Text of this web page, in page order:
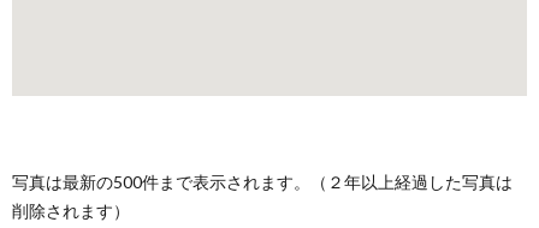
写真は最新の500件まで表示されます。（２年以上経過した写真は
削除されます）